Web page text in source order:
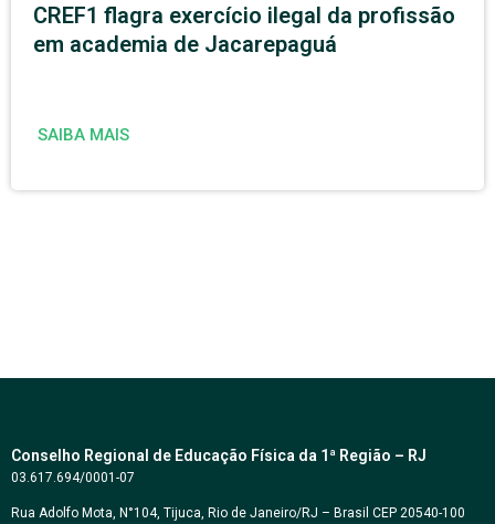
CREF1 flagra exercício ilegal da profissão
em academia de Jacarepaguá
SAIBA MAIS
Conselho Regional de Educação Física da 1ª Região – RJ
03.617.694/0001-07
Rua Adolfo Mota, N°104, Tijuca, Rio de Janeiro/RJ – Brasil CEP 20540-100